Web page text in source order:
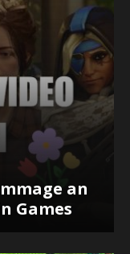
an
Games